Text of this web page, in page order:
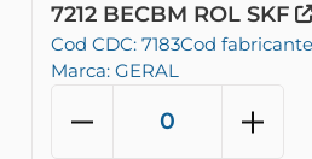
7212 BECBM ROL SKF
Cod CDC: 7183Cod
Marca: GERAL